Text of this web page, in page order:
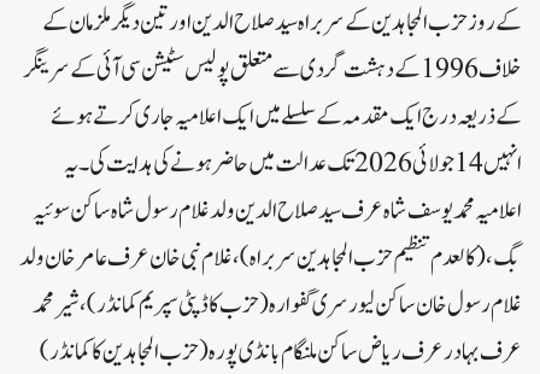
کے روز حزب المجاہدین کے سربراہ سید صلاح الدین اور تین دیگر ملزمان کے
خلاف 1996 کے دہشت گردی سے متعلق پولیس سٹیشن سی آئی کے سرینگر
کے ذریعہ درج ایک مقدمہ کے سلسلے میں ایک اعلامیہ جاری کرتے ہوئے
انہیں 14 جولائی 2026 تک عدالت میں حاضر ہونے کی ہدایت کی۔یہ
اعلامیہ محمد یوسف شاہ عرف سید صلاح الدین ولد غلام رسول شاہ ساکن سوئیہ
بگ،( کالعدم تنظیم حزب المجاہدین سربراہ )، غلام نبی خان عرف عامر خان ولد
غلام رسول خان ساکن لیور سری گفوارہ( حزب کا ڈپٹی سپریم کمانڈر)، شیر محمد
عرف بہادر عرف ریاض ساکن ملنگام بانڈی پورہ ( حزب المجاہدین کا کمانڈر )